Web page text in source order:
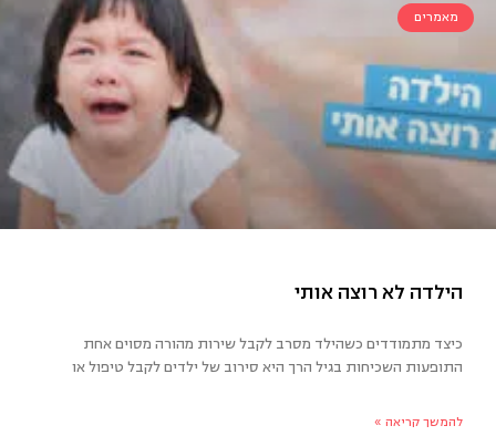
מאמרים
כיצד מתמודדים כשהילד מסרב לקבל שירות מהורה מסוים אחת
התופעות השכיחות בגיל הרך היא סירוב של ילדים לקבל טיפול או
להמשך קריאה »